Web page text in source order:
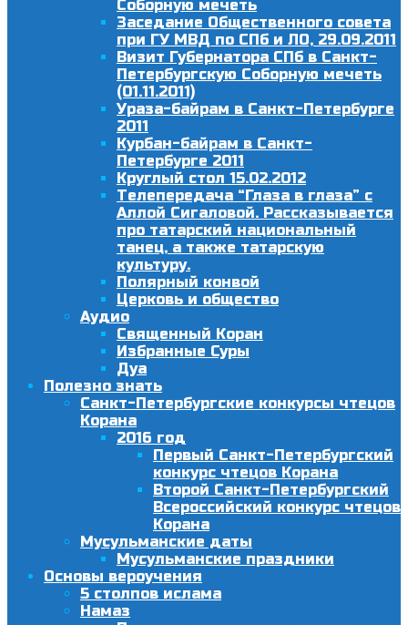
Соборную мечеть
Заседание Общественного совета
при ГУ МВД по СПб и ЛО, 29.09.2011
Визит Губернатора СПб в Санкт-
Петербургскую Соборную мечеть
(01.11.2011)
Ураза-байрам в Санкт-Петербурге
2011
Курбан-байрам в Санкт-
Петербурге 2011
Круглый стол 15.02.2012
Телепередача “Глаза в глаза” с
Аллой Сигаловой. Рассказывается
про татарский национальный
танец, а также татарскую
культуру.
Полярный конвой
Церковь и общество
Аудио
Священный Коран
Избранные Суры
Дуа
Полезно знать
Санкт-Петербургские конкурсы чтецов
Корана
2016 год
Первый Санкт-Петербургский
конкурс чтецов Корана
Второй Санкт-Петербургский
Всероссийский конкурс чтецов
Корана
Мусульманские даты
Мусульманские праздники
Основы вероучения
5 столпов ислама
Намаз